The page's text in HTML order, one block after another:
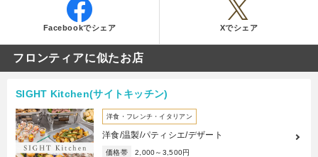
Facebookでシェア Xでシェア
フロンティアに似たお店
SIGHT Kitchen(サイトキッチン)
洋食・フレンチ・イタリアン
洋食/温製/パティシエ/デザート
価格帯 2,000～3,500円